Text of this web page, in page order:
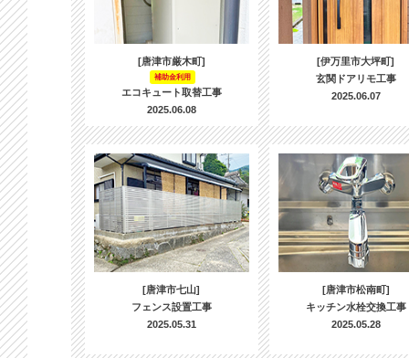
[唐津市厳木町]
補助金利用
エコキュート取替工事
2025.06.08
[伊万里市大坪町]
玄関ドアリモ工事
2025.06.07
[唐津市七山]
フェンス設置工事
2025.05.31
[唐津市松南町]
キッチン水栓交換工事
2025.05.28